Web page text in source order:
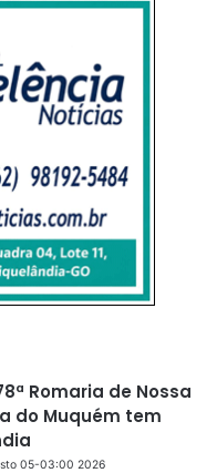
Romaria de Nossa
do Muquém tem
05-03:00 2026